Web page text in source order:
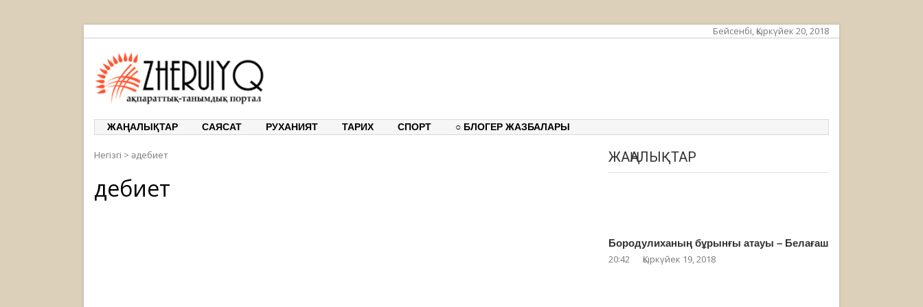
Бейсенбі, Қыркүйек 20, 2018
ЖАҢАЛЫҚТАР САЯСАТ РУХАНИЯТ ТАРИХ СПОРТ ○ БЛОГЕР ЖАЗБАЛАРЫ
Негізгі > әдебиет
Әдебиет
ЖАҢАЛЫҚТАР
Бородулиханың бұрынғы атауы – Белағаш
20:42 Қыркүйек 19, 2018